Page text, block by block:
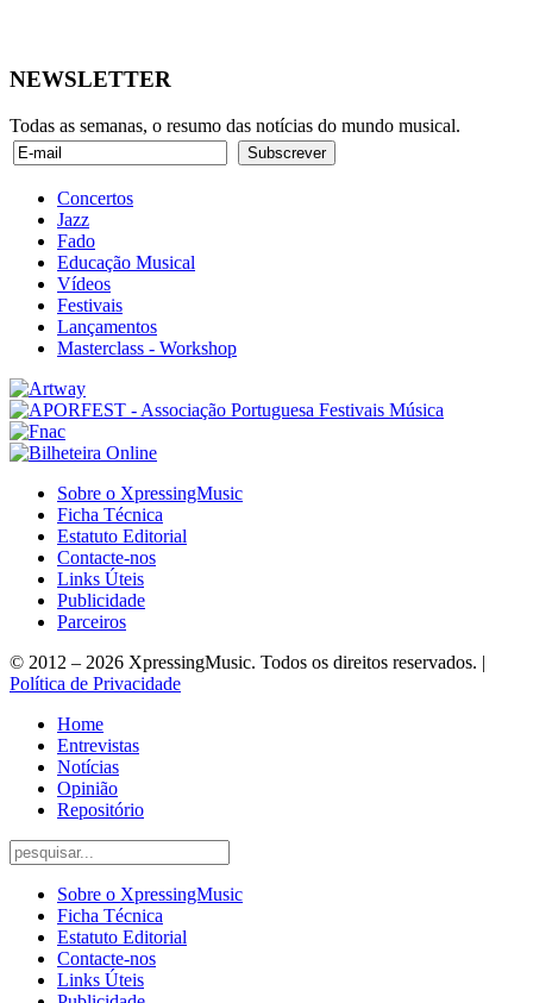
NEWSLETTER
Todas as semanas, o resumo das notícias do mundo musical.
Concertos
Jazz
Fado
Educação Musical
Vídeos
Festivais
Lançamentos
Masterclass - Workshop
Sobre o XpressingMusic
Ficha Técnica
Estatuto Editorial
Contacte-nos
Links Úteis
Publicidade
Parceiros
© 2012 – 2026 XpressingMusic. Todos os direitos reservados. |
Política de Privacidade
Home
Entrevistas
Notícias
Opinião
Repositório
Sobre o XpressingMusic
Ficha Técnica
Estatuto Editorial
Contacte-nos
Links Úteis